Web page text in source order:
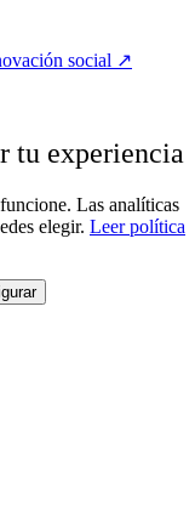
social ↗
tu experiencia
Las analíticas
elegir. Leer política